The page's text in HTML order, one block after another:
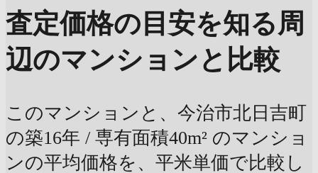
査定価格の目安を知る周
辺のマンションと比較
このマンションと、今治市北日吉町
の築16年 / 専有面積40m² のマンショ
ンの平均価格を、平米単価で比較し